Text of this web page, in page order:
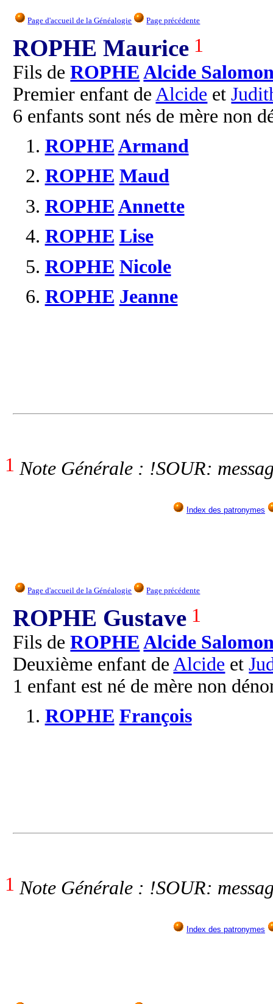
Page d'accueil de la Généalogie Page précédente
ROPHE Maurice 1
Fils deROPHE Alcide
Premier enfant de Alcide et
6 enfants sont nés de mère non
1. ROPHE Armand
2. ROPHE Maud
3. ROPHE Annette
4. ROPHE Lise
5. ROPHE Nicole
6. ROPHE Jeanne
1 Note Générale : !SOUR:
Index des patronymes
Page d'accueil de la Généalogie Page précédente
ROPHE Gustave 1
Fils deROPHE Alcide
Deuxième enfant de Alcide et
1 enfant est né de mère non
1. ROPHE François
1 Note Générale : !SOUR:
Index des patronymes